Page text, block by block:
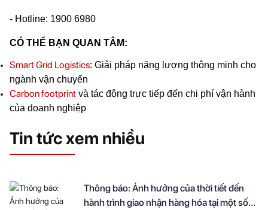
- Hotline: 1900 6980
CÓ THỂ BẠN QUAN TÂM:
Smart Grid Logistics: Giải pháp năng lượng thông minh cho
ngành vận chuyển
Carbon footprint và tác động trực tiếp đến chi phí vận hành
của doanh nghiệp
Tin tức xem nhiều
Thông báo: Ảnh hưởng của thời tiết đến
hành trình giao nhận hàng hóa tại một số